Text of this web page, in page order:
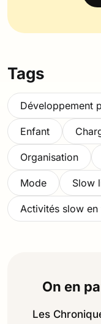
Tags
Développement
Enfant
Organisation
Mode Slow
Activités slow en
On en
Les